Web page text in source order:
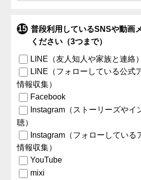
普段利用しているSNSや動画
ください（3つまで）
LINE（友人知人や家族と連絡）
LINE（フォローしている公式
情報収集）
Facebook
Instagram（ストーリーズやイ
聴）
Instagram（フォローしている
情報収集）
YouTube
mixi